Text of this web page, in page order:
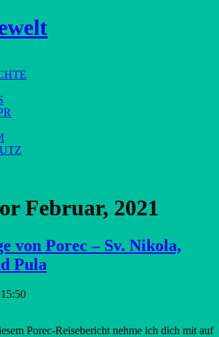
Februar, 2021
von Porec – Sv. Nikola,
Pula
Porec-Reisebericht nehme ich dich mit auf